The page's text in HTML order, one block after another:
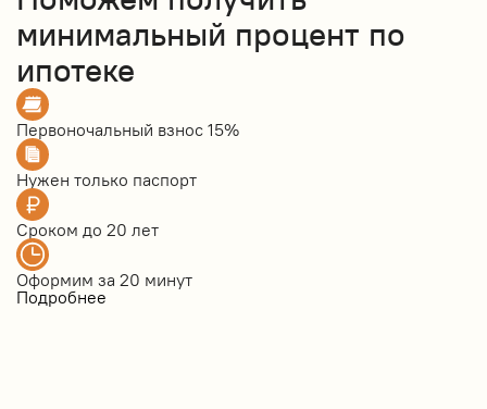
минимальный процент по
ипотеке
Первоночальный взнос 15%
Нужен только паспорт
Сроком до 20 лет
Оформим за 20 минут
Подробнее